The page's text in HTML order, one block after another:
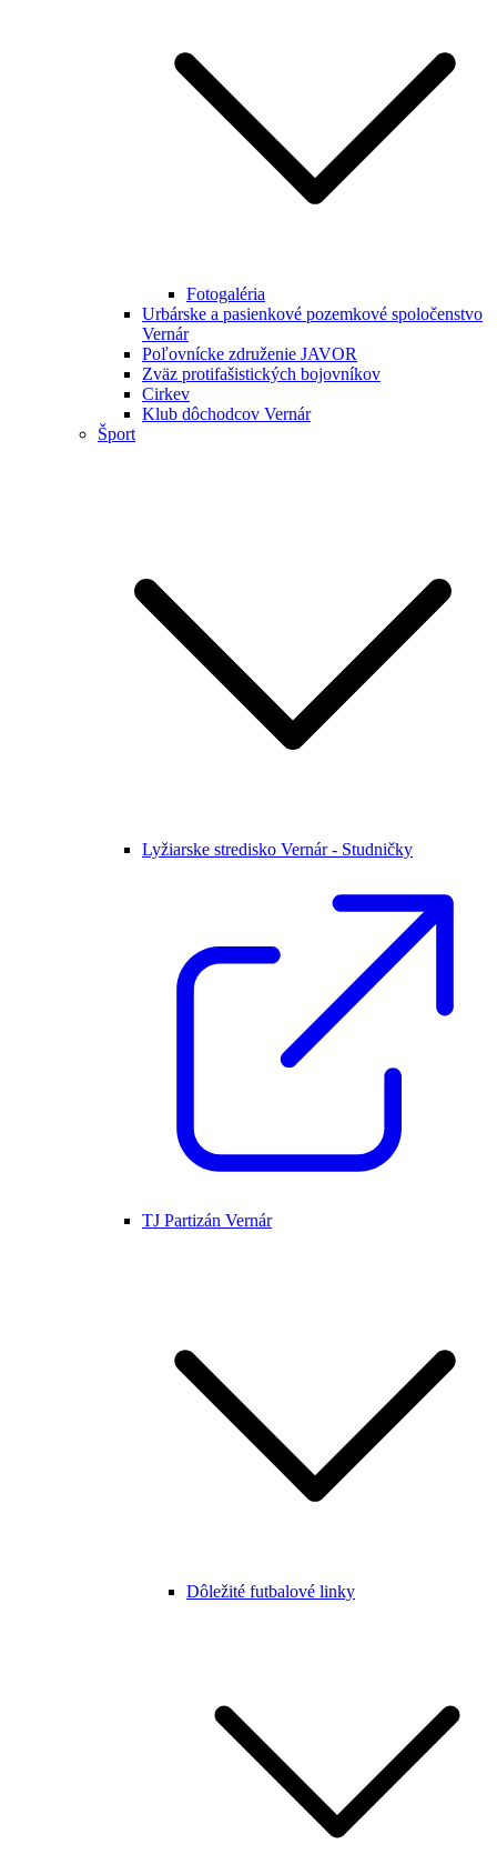
Fotogaléria
Urbárske a pasienkové pozemkové spoločenstvo
Vernár
Poľovnícke združenie JAVOR
Zväz protifašistických bojovníkov
Cirkev
Klub dôchodcov Vernár
Šport
Lyžiarske stredisko Vernár - Studničky
TJ Partizán Vernár
Dôležité futbalové linky